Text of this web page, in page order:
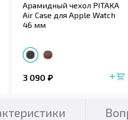
Арамидный чехол PITAKA
Air Case для Apple Watch
46 мм
3 090